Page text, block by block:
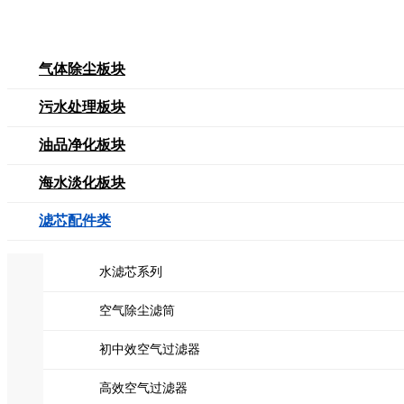
气体除尘板块
污水处理板块
油品净化板块
海水淡化板块
滤芯配件类
水滤芯系列
空气除尘滤筒
初中效空气过滤器
高效空气过滤器